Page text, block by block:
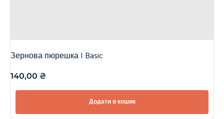
Зернова пюрешка | Basic
140,00 ₴
Додати в кошик